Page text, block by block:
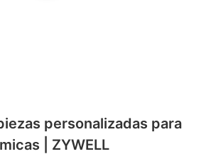
personalizadas para
| ZYWELL